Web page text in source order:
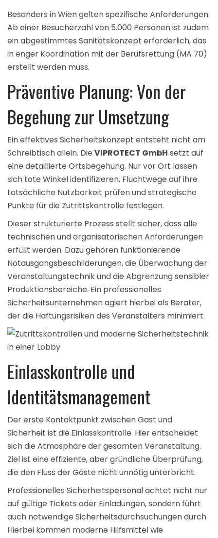
Besonders in Wien gelten spezifische Anforderungen:
Ab einer Besucherzahl von 5.000 Personen ist zudem
ein abgestimmtes Sanitätskonzept erforderlich, das
in enger Koordination mit der Berufsrettung (MA 70)
erstellt werden muss.
Präventive Planung: Von der
Begehung zur Umsetzung
Ein effektives Sicherheitskonzept entsteht nicht am
Schreibtisch allein. Die VIPROTECT GmbH setzt auf
eine detaillierte Ortsbegehung. Nur vor Ort lassen
sich tote Winkel identifizieren, Fluchtwege auf ihre
tatsächliche Nutzbarkeit prüfen und strategische
Punkte für die Zutrittskontrolle festlegen.
Dieser strukturierte Prozess stellt sicher, dass alle
technischen und organisatorischen Anforderungen
erfüllt werden. Dazu gehören funktionierende
Notausgangsbeschilderungen, die Überwachung der
Veranstaltungstechnik und die Abgrenzung sensibler
Produktionsbereiche. Ein professionelles
Sicherheitsunternehmenagiert hierbei als Berater,
der die Haftungsrisiken des Veranstalters minimiert.
Einlasskontrolle und
Identitätsmanagement
Der erste Kontaktpunkt zwischen Gast und
Sicherheit ist die Einlasskontrolle. Hier entscheidet
sich die Atmosphäre der gesamten Veranstaltung.
Ziel ist eine effiziente, aber gründliche Überprüfung,
die den Fluss der Gäste nicht unnötig unterbricht.
Professionelles Sicherheitspersonal achtet nicht nur
auf gültige Tickets oder Einladungen, sondern führt
auch notwendige Sicherheitsdurchsuchungen durch.
Hierbei kommen moderne Hilfsmittel wie